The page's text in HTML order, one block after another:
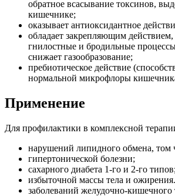
обратное всасывание токсинов,
кишечнике;
оказывает антиоксидантное
обладает закрепляющим действием,
гнилостные и бродильные
снижает газообразование;
пребиотическое действие
нормальной микрофлоры
Применение
Для профилактики в комплексной
нарушений липидного обмена, том
гипертонической болезни;
сахарного диабета 1-го и 2-го типов;
избыточной массы тела и ожирения.
заболеваний желудочно-кишечного